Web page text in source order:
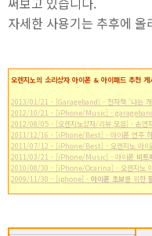
자세한 사용기는 추후에 올
오렌지노의 소리상자 아이폰 & 아이패드 추천 게
2013/01/21 - [Garageband] - 전자책 '나는 개
2012/10/21 - [iPhone/Music] - garageband
2012/08/05 - [오렌지노상자/리뷰 모음] - 손연
2011/12/16 - [iPhone/Best] - 아이폰 연주 하
2011/07/12 - [iPhone/Best] - 오렌지노 아이
2011/03/21 - [iPhone/Music] - 아이폰 비트
2010/08/30 - [iPhone/Ocarina] - 오렌지노
2009/11/30 - [iphone] - 아이폰 초보를 위한